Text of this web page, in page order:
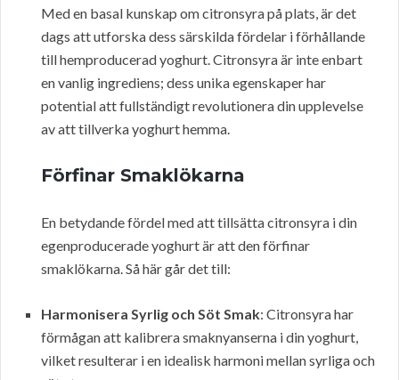
Med en basal kunskap om citronsyra på plats, är det
dags att utforska dess särskilda fördelar i förhållande
till hemproducerad yoghurt. Citronsyra är inte enbart
en vanlig ingrediens; dess unika egenskaper har
potential att fullständigt revolutionera din upplevelse
av att tillverka yoghurt hemma.
Förfinar Smaklökarna
En betydande fördel med att tillsätta citronsyra i din
egenproducerade yoghurt är att den förfinar
smaklökarna. Så här går det till:
Harmonisera Syrlig och Söt Smak: Citronsyra har
förmågan att kalibrera smaknyanserna i din yoghurt,
vilket resulterar i en idealisk harmoni mellan syrliga och